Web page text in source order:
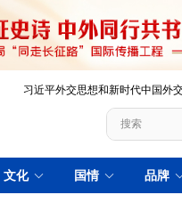
习近平外交思想和新时代中国外
文化 国情 品牌